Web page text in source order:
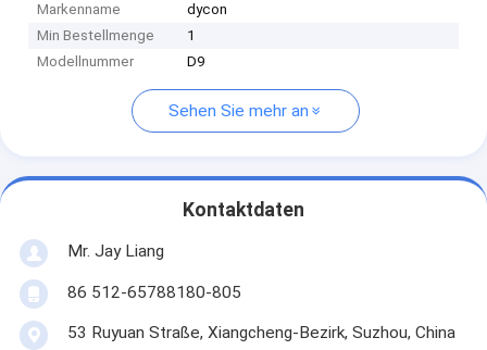
Markenname
dycon
Min Bestellmenge
1
Modellnummer
D9
Sehen Sie mehr an
Kontaktdaten
Mr. Jay Liang
86 512-65788180-805
53 Ruyuan Straße, Xiangcheng-Bezirk, Suzhou, China